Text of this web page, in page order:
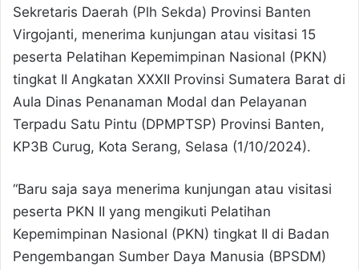
Sekretaris Daerah (Plh Sekda) Provinsi Banten
Virgojanti, menerima kunjungan atau visitasi 15
peserta Pelatihan Kepemimpinan Nasional (PKN)
tingkat II Angkatan XXXII Provinsi Sumatera Barat di
Aula Dinas Penanaman Modal dan Pelayanan
Terpadu Satu Pintu (DPMPTSP) Provinsi Banten,
KP3B Curug, Kota Serang, Selasa (1/10/2024).
“Baru saja saya menerima kunjungan atau visitasi
peserta PKN II yang mengikuti Pelatihan
Kepemimpinan Nasional (PKN) tingkat II di Badan
Pengembangan Sumber Daya Manusia (BPSDM)